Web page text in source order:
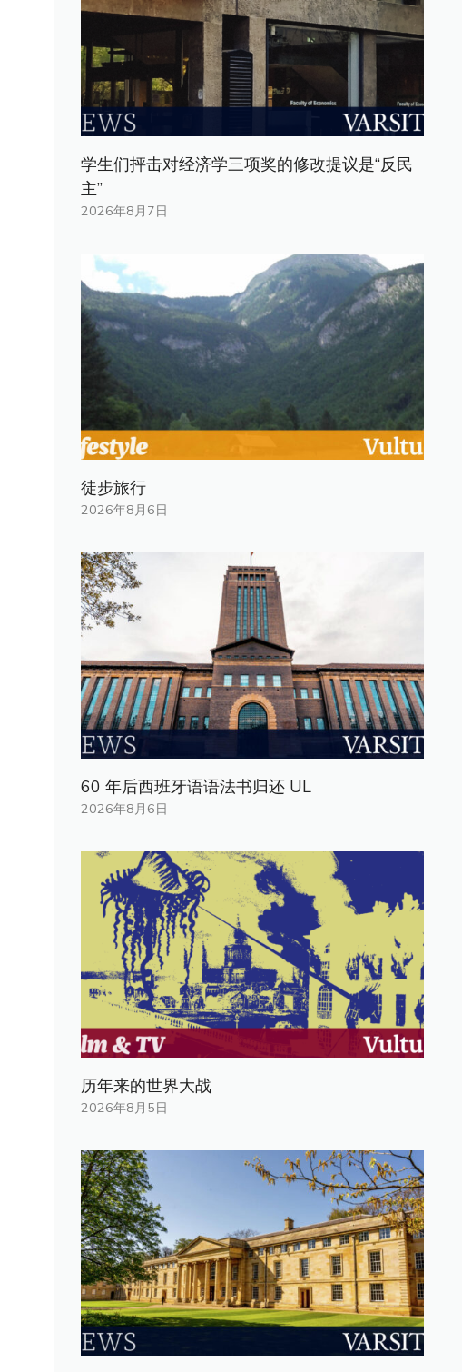
学生们抨击对经济学三项奖的修改提议是“反民
主”
2026年8月7日
徒步旅行
2026年8月6日
60 年后西班牙语语法书归还 UL
2026年8月6日
历年来的世界大战
2026年8月5日